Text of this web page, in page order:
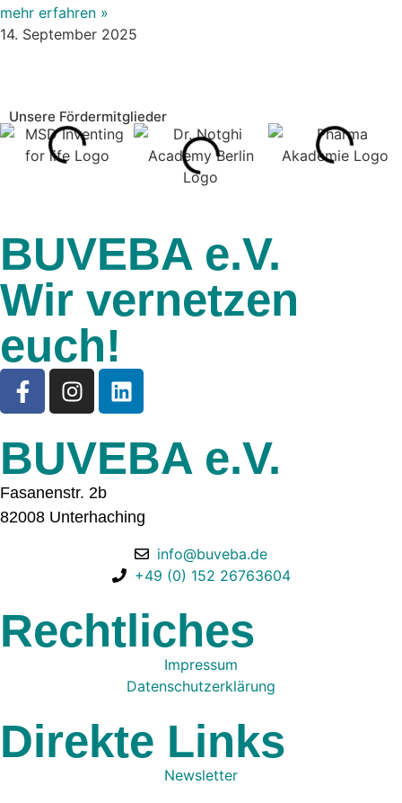
mehr erfahren »
14. September 2025
Unsere Fördermitglieder
BUVEBA e.V.
Wir vernetzen
euch!
BUVEBA e.V.
Fasanenstr. 2b
82008 Unterhaching
info@buveba.de
+49 (0) 152 26763604
Rechtliches
Impressum
Datenschutzerklärung
Direkte Links
Newsletter